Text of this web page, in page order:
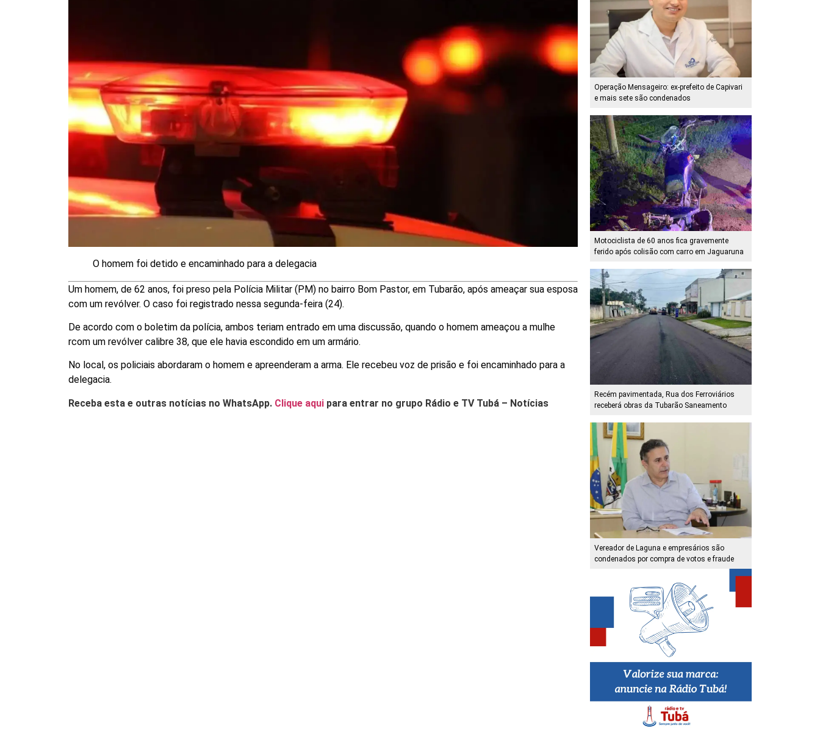
O homem foi detido e encaminhado para a delegacia
Um homem, de 62 anos, foi preso pela Polícia Militar (PM) no bairro Bom Pastor, em Tubarão, após ameaçar sua esposa
com um revólver. O caso foi registrado nessa segunda-feira (24).
De acordo com o boletim da polícia, ambos teriam entrado em uma discussão, quando o homem ameaçou a mulhe
rcom um revólver calibre 38, que ele havia escondido em um armário.
No local, os policiais abordaram o homem e apreenderam a arma. Ele recebeu voz de prisão e foi encaminhado para a
delegacia.
Receba esta e outras notícias no WhatsApp. Clique aqui para entrar no grupo Rádio e TV Tubá – Notícias
Operação Mensageiro: ex-prefeito de Capivari
e mais sete são condenados
Motociclista de 60 anos fica gravemente
ferido após colisão com carro em Jaguaruna
Recém pavimentada, Rua dos Ferroviários
receberá obras da Tubarão Saneamento
Vereador de Laguna e empresários são
condenados por compra de votos e fraude